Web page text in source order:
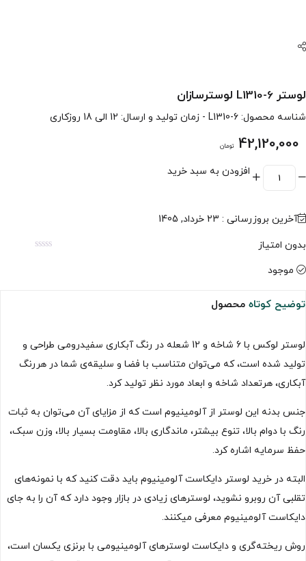
لوستر L1310-6 لوسترسازان
شناسه محصول: L1310-6 - زمان تولید و ارسال: 12 الی 18 روزکاری
42,120,000 تومان
افزودن به سبد خرید
آخرین بروزرسانی : 23 خرداد, 1405
بدون امتیاز
موجود
توضیح کوتاه محصول
لوستر لوکس با 6 شاخه و 12 شعله در رنگ آبکاری سفیدرومی طراحی و
تولید شده است، که می‌توان متناسب با فضا و سلیقه‌ی شما در هررنگ
آبکاری، هرتعداد شاخه و ابعاد مورد نظر تولید کرد.
جنس بدنه این لوستر از آلومینیوم است که از مزایای آن می‌توان به ثبات
رنگ با دوام بالا، تنوع بیشتر، ماندگاری بالا، مقاومت بسیار بالا، وزن سبک،
حفظ سرمایه اشاره کرد.
البته در خرید لوستر دایکاست آلومینیوم باید دقت کنید که با نمونه‌های
تقلبی آن روبرو نشوید، لوسترهای زیادی در بازار وجود دارد که آن را به جای
دایکاست آلومینیوم معرفی میکنند.
روش ریخته‌گری و دایکاست لوسترهای آلومینیومی با برنزی یکسان است،